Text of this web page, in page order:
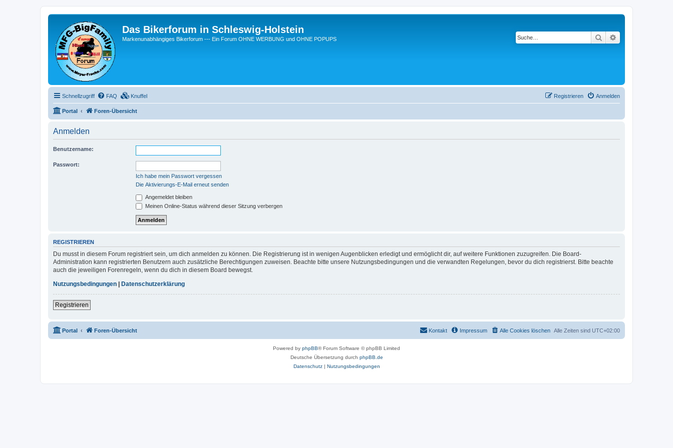
Das Bikerforum in Schleswig-Holstein
Markenunabhängiges Bikerforum --- Ein Forum OHNE WERBUNG und OHNE POPUPS Suche
Schnellzugriff FAQ Knuffel Anmelden
Registrieren
Portal Foren-Übersicht
Anmelden
Benutzername:
Passwort:
Ich habe mein Passwort vergessen
Die Aktivierungs-E-Mail erneut senden
Angemeldet bleiben
Meinen Online-Status während dieser Sitzung verbergen
REGISTRIEREN
Du musst in diesem Forum registriert sein, um dich anmelden zu können. Die Registrierung ist in wenigen Augenblicken erledigt und ermöglicht dir, auf weitere Funktionen zuzugreifen. Die Board-
Administration kann registrierten Benutzern auch zusätzliche Berechtigungen zuweisen. Beachte bitte unsere Nutzungsbedingungen und die verwandten Regelungen, bevor du dich registrierst. Bitte beachte
auch die jeweiligen Forenregeln, wenn du dich in diesem Board bewegst.
Nutzungsbedingungen | Datenschutzerklärung
Registrieren
Portal Foren-Übersicht Alle Zeiten sind UTC+02:00
Alle Cookies löschen
Impressum
Kontakt
Powered by phpBB® Forum Software © phpBB Limited
Deutsche Übersetzung durch phpBB.de
Datenschutz| Nutzungsbedingungen